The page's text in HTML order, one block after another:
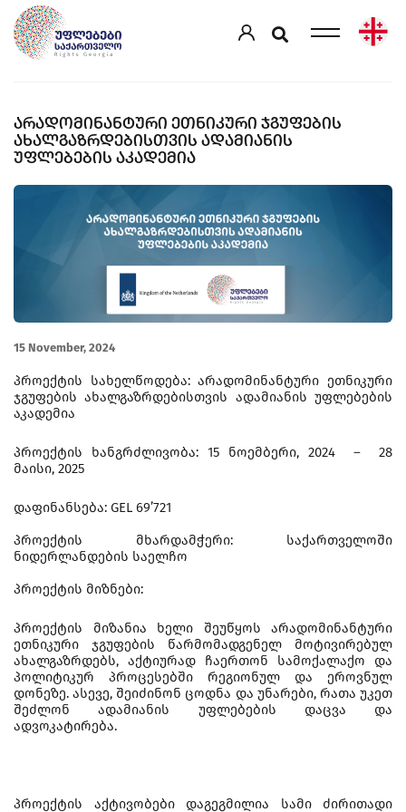
ᲐᲠᲐᲓᲝᲛᲘᲜᲐᲜᲢᲣᲠᲘ ᲔᲗᲜᲘᲙᲣᲠᲘ ᲯᲒᲣᲤᲔᲑᲘᲡ
ᲐᲮᲐᲚᲒᲐᲖᲠᲓᲔᲑᲘᲡᲗᲕᲘᲡ ᲐᲓᲐᲛᲘᲐᲜᲘᲡ
ᲣᲤᲚᲔᲑᲔᲑᲘᲡ ᲐᲙᲐᲓᲔᲛᲘᲐ
15 November, 2024
პროექტის სახელწოდება: არადომინანტური ეთნიკური
ჯგუფების ახალგაზრდებისთვის ადამიანის უფლებების
აკადემია
პროექტის ხანგრძლივობა: 15 ნოემბერი, 2024 – 28
მაისი, 2025
დაფინანსება: GEL 69’721
პროექტის მხარდამჭერი: საქართველოში
ნიდერლანდების საელჩო
პროექტის მიზნები:
პროექტის მიზანია ხელი შეუწყოს არადომინანტური
ეთნიკური ჯგუფების წარმომადგენელ მოტივირებულ
ახალგაზრდებს, აქტიურად ჩაერთონ სამოქალაქო და
პოლიტიკურ პროცესებში რეგიონულ და ეროვნულ
დონეზე. ასევე, შეიძინონ ცოდნა და უნარები, რათა უკეთ
შეძლონ ადამიანის უფლებების დაცვა და
ადვოკატირება.
პროექტის აქტივობები დაგეგმილია სამი ძირითადი